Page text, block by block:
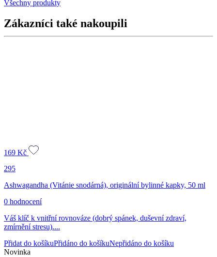
Všechny produkty
Zákazníci také nakoupili
169 Kč
295
Ashwagandha (Vitánie snodárná), originální bylinné kapky, 50 ml
0 hodnocení
Váš klíč k vnitřní rovnováze (dobrý spánek, duševní zdraví,
zmírnění stresu)....
Přidat do košíkuPřidáno do košíkuNepřidáno do košíku
Novinka